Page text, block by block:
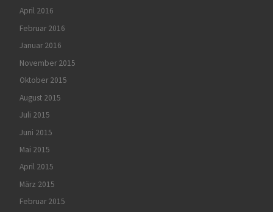
April 2016
Februar 2016
Januar 2016
November 2015
Oktober 2015
August 2015
Juli 2015
Juni 2015
Mai 2015
April 2015
März 2015
Februar 2015